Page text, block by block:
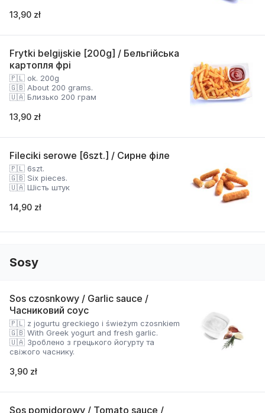
13,90 zł
Frytki belgijskie [200g] / Бельгійська
картопля фрі
🇵🇱 ok. 200g
🇬🇧 About 200 grams.
🇺🇦 Близько 200 грам
13,90 zł
Fileciki serowe [6szt.] / Сирне філе
🇵🇱 6szt.
🇬🇧 Six pieces.
🇺🇦 Шість штук
14,90 zł
Sosy
Sos czosnkowy / Garlic sauce /
Часниковий соус
🇵🇱 z jogurtu greckiego i świeżym czosnkiem
🇬🇧 With Greek yogurt and fresh garlic.
🇺🇦 Зроблено з грецького йогурту та
свіжого часнику.
3,90 zł
Sos pomidorowy / Tomato sauce /